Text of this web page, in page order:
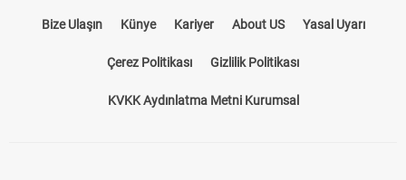
Bize Ulaşın Künye Kariyer About US Yasal Uyarı
Çerez Politikası Gizlilik Politikası
KVKK Aydınlatma Metni Kurumsal